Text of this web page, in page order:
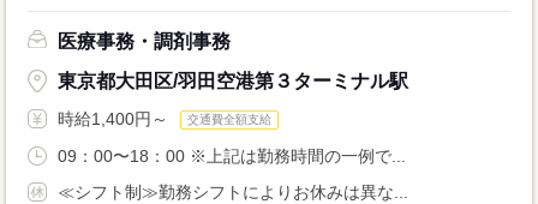
医療事務・調剤事務
東京都大田区/羽田空港第３ターミナル駅
時給1,400円～ 交通費全額支給
09：00〜18：00 ※上記は勤務時間の一例で...
≪シフト制≫勤務シフトによりお休みは異な...